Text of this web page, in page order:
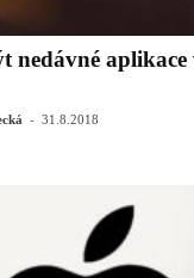
nedávné
- 31.8.2018